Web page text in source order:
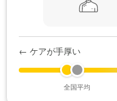
← ケアが手厚い
全国平均